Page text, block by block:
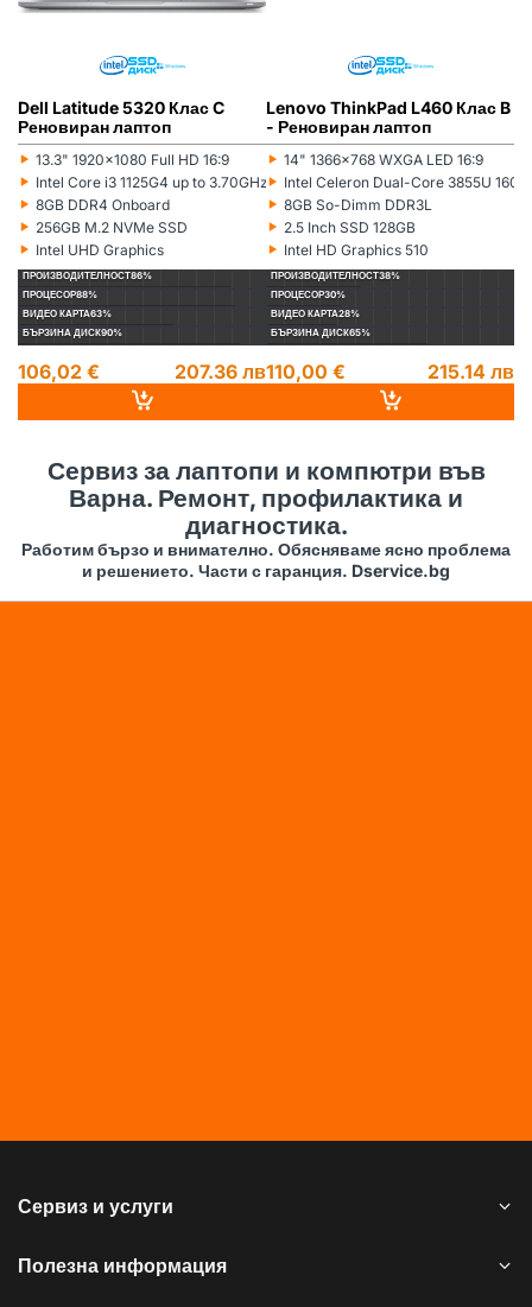
Dell Latitude 5320 Клас C
Реновиран лаптоп
‣
Монитор:
13.3" 1920x1080 Full HD 16:9
‣
Процесор:
Intel Core i3 1125G4 up to 3.70GHz 8MB
‣
Рам памет:
8GB DDR4 Onboard
‣
Хард диск:
256GB M.2 NVMe SSD
‣
Видеокарта:
Intel UHD Graphics
ПРОИЗВОДИТЕЛНОСТ86%
ПРОЦЕСОР88%
ВИДЕО КАРТА63%
БЪРЗИНА ДИСК90%
106,02 € 207.36 лв
Lenovo ThinkPad L460 Клас B
- Реновиран лаптоп
‣
Монитор:
14" 1366x768 WXGA LED 16:9
‣
Процесор:
Intel Celeron Dual-Core 3855U
‣
Рам памет:
8GB So-Dimm DDR3L
‣
Хард диск:
2.5 Inch SSD 128GB
‣
Видеокарта:
Intel HD Graphics 510
ПРОИЗВОДИТЕЛНОСТ38%
ПРОЦЕСОР30%
ВИДЕО КАРТА28%
БЪРЗИНА ДИСК65%
110,00 € 215.14 лв
Сервиз за лаптопи и компютри във
Варна. Ремонт, профилактика и
диагностика.
Работим бързо и внимателно. Обясняваме ясно проблема
и решението. Части с гаранция. Dservice.bg
Сервиз и услуги
Полезна информация